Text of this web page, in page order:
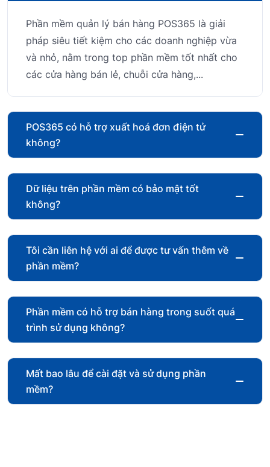
Phần mềm quản lý bán hàng POS365 là giải
pháp siêu tiết kiệm cho các doanh nghiệp vừa
và nhỏ, nằm trong top phần mềm tốt nhất cho
các cửa hàng bán lẻ, chuỗi cửa hàng,...
POS365 có hỗ trợ xuất hoá đơn điện tử
không?
Dữ liệu trên phần mềm có bảo mật tốt
không?
Tôi cần liên hệ với ai để được tư vấn thêm về
phần mềm?
Phần mềm có hỗ trợ bán hàng trong suốt quá
trình sử dụng không?
Mất bao lâu để cài đặt và sử dụng phần
mềm?